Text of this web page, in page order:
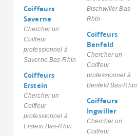
Coiffeurs
Saverne
Chercher un
Coiffeur
professionnel à
Saverne Bas-Rhin
Coiffeurs
Erstein
Chercher un
Coiffeur
professionnel à
Erstein Bas-Rhin
Bischwiller Bas-
Rhin
Coiffeurs
Benfeld
Chercher un
Coiffeur
professionnel à
Benfeld Bas-Rhin
Coiffeurs
Ingwiller
Chercher un
Coiffeur